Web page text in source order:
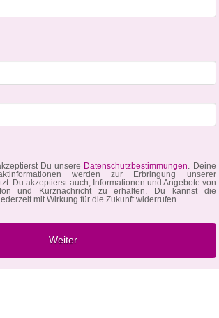
Du unsere Datenschutzbestimmungen. Deine
werden zur Erbringung unserer
Du akzeptierst auch, Informationen und Angebote von
und Kurznachricht zu erhalten. Du kannst die
mit Wirkung für die Zukunft widerrufen.